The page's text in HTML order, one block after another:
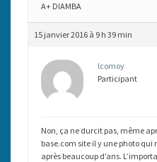
A+ DIAMBA
15 janvier 2016 à 9 h 39 min
lcomoy
Participant
Non, ça ne durcit pas, même
base.com site il y une photo
après beaucoup d’ans.